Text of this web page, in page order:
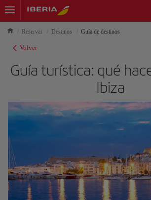
Reservar Destinos Guía de destinos
Volver
Guía turística: qué
Ibiza